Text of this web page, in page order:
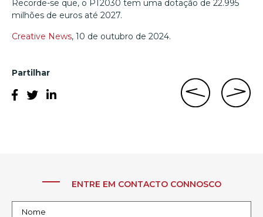
Recorde-se que, o PT2030 tem uma dotação de 22.995
milhões de euros até 2027.
Creative News, 10 de outubro de 2024.
Partilhar
ENTRE EM CONTACTO CONNOSCO